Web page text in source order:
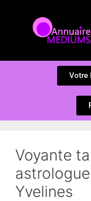
Votre
Voyante
Yvelines